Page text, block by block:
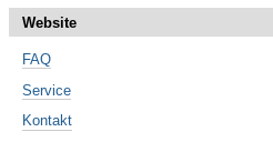
Website
FAQ
Service
Kontakt